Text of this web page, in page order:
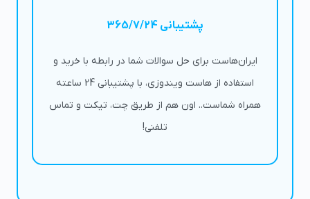
پشتیبانی 365/7/24
ایران‌هاست برای حل سوالات شما در رابطه با خرید و
استفاده از هاست ویندوزی، با پشتیبانی 24 ساعته
همراه شماست.. اون هم از طریق چت، تیکت و تماس
تلفنی!